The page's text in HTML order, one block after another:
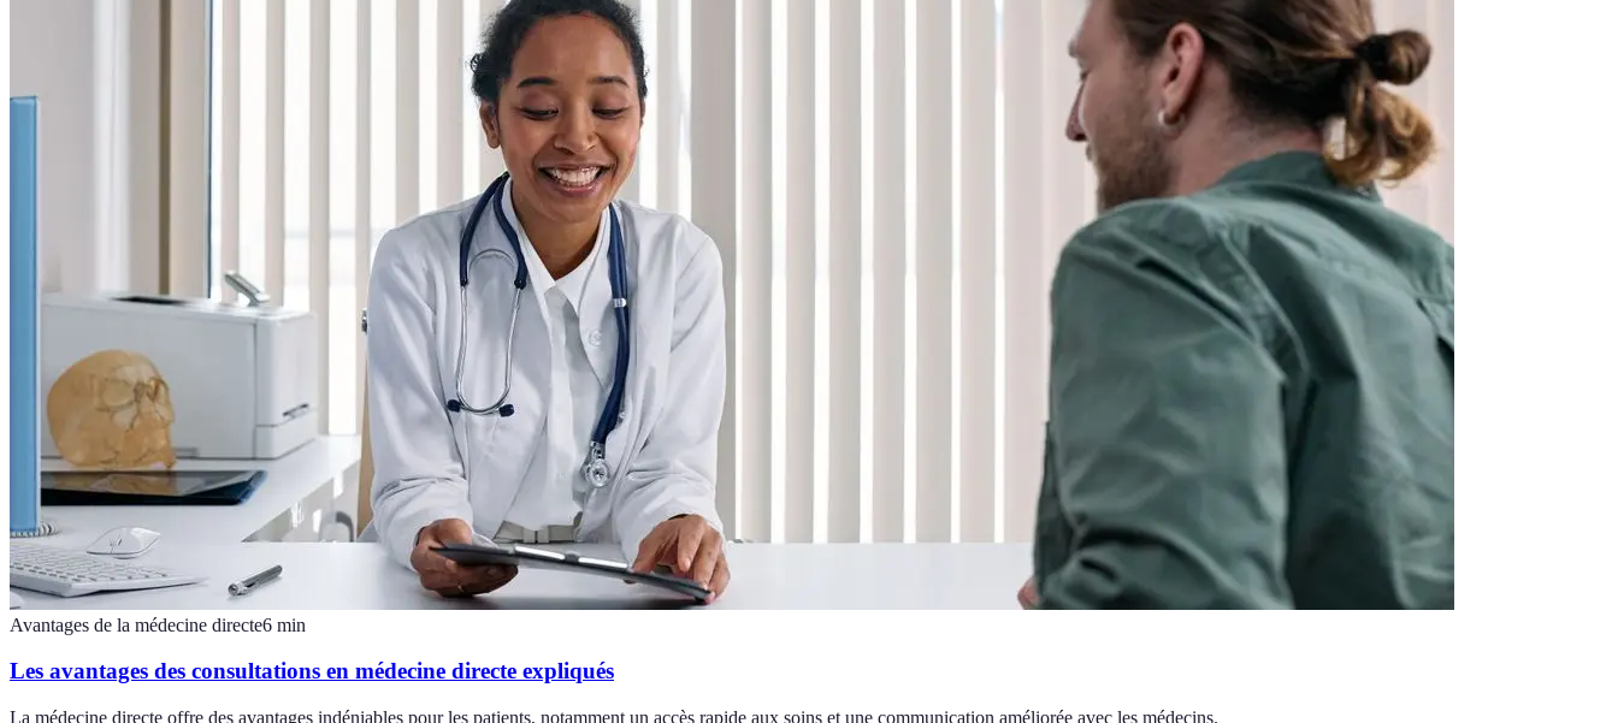
Avantages de la médecine directe6 min
Les avantages des consultations en médecine directe expliqués
La médecine directe offre des avantages indéniables pour les patients, notamment un accès rapide aux soins et une communication améliorée avec les médecins.